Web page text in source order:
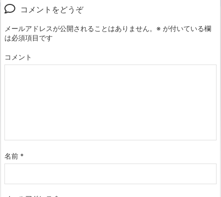
コメントをどうぞ
メールアドレスが公開されることはありません。 ※ が付いている欄
は必須項目です
コメント
名前 *